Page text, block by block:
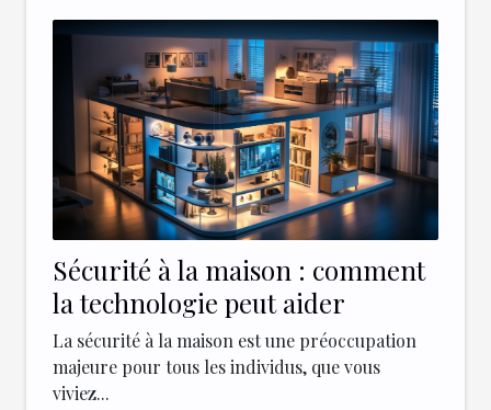
Sécurité à la maison : comment
la technologie peut aider
La sécurité à la maison est une préoccupation
majeure pour tous les individus, que vous
viviez...